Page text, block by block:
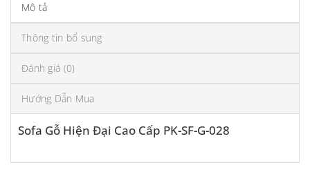
Mô tả
Thông tin bổ sung
Đánh giá (0)
Hướng Dẫn Mua
Sofa Gỗ Hiện Đại Cao Cấp PK-SF-G-028